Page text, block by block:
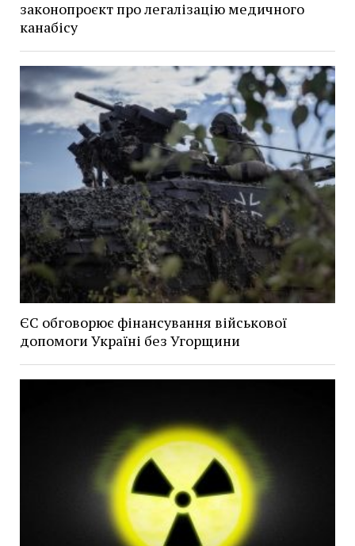
законопроєкт про легалізацію медичного
канабісу
ЄС обговорює фінансування військової
допомоги Україні без Угорщини